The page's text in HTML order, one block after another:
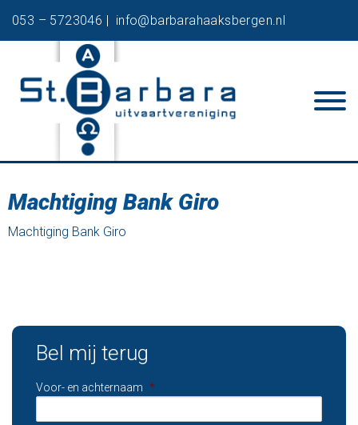
053 – 5723046 | info@barbarahaaksbergen.nl
Machtiging Bank Giro
Machtiging Bank Giro
Bel mij terug
Voor- en achternaam *